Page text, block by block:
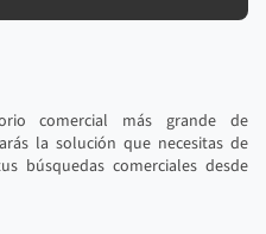
comercial más grande de
la solución que necesitas de
búsquedas comerciales desde